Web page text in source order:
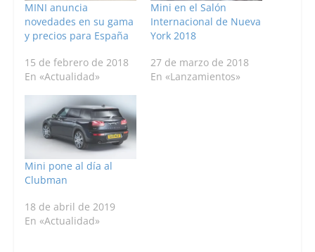
MINI anuncia
novedades en su gama
y precios para España
15 de febrero de 2018
En «Actualidad»
Mini en el Salón
Internacional de Nueva
York 2018
27 de marzo de 2018
En «Lanzamientos»
Mini pone al día al
Clubman
18 de abril de 2019
En «Actualidad»